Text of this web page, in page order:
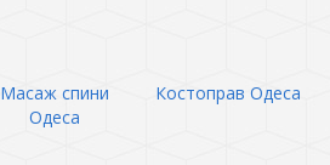
Масаж спини
Одеса
Костоправ Одеса